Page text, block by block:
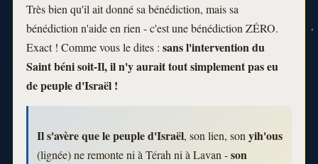
Très bien qu'il ait donné sa bénédiction, mais sa
bénédiction n'aide en rien - c'est une bénédiction ZÉRO.
Exact ! Comme vous le dites : sans l'intervention du
Saint béni soit-Il, il n'y aurait tout simplement pas eu
de peuple d'Israël !
Il s'avère que le peuple d'Israël, son lien, son yih'ous
(lignée) ne remonte ni à Térah ni à Lavan -son